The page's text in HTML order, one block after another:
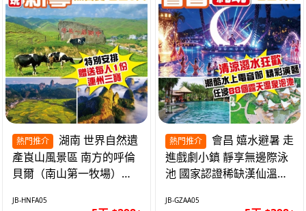
熱門推介
產崀山風景區 南方的呼倫
貝爾（南山第一牧場）夜
巴士5天
JB-HNFA05
熱門推介
進戲劇小鎮 靜享無邊際泳
池 國家認證稀缺漢仙溫泉
天
JB-GZAA05